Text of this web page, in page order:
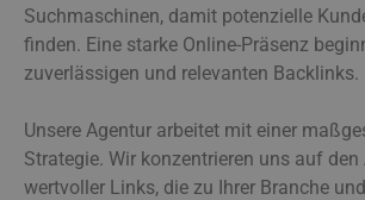
Suchmaschinen, damit potenzielle
finden. Eine starke Online-Präsenz
zuverlässigen und relevanten Backlinks.
Unsere Agentur arbeitet mit einer
Strategie. Wir konzentrieren uns auf
wertvoller Links, die zu Ihrer Branche